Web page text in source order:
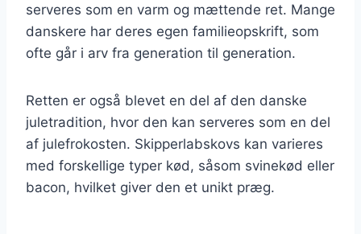
serveres som en varm og mættende ret. Mange
danskere har deres egen familieopskrift, som
ofte går i arv fra generation til generation.
Retten er også blevet en del af den danske
juletradition, hvor den kan serveres som en del
af julefrokosten. Skipperlabskovs kan varieres
med forskellige typer kød, såsom svinekød eller
bacon, hvilket giver den et unikt præg.